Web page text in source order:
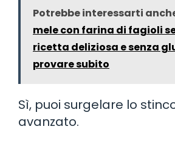
Potrebbe interessarti
mele con farina di fagioli
ricetta deliziosa e senza
provare subito
Sì, puoi surgelare lo
avanzato.